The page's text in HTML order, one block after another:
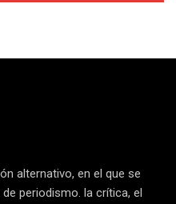
alternativo, en el que se
periodismo. la crítica, el